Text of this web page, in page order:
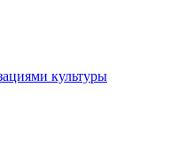
культуры